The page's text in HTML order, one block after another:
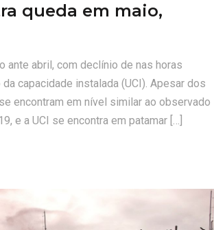
queda em maio,
ante abril, com declínio de nas horas
capacidade instalada (UCI). Apesar dos
encontram em nível similar ao observado
e a UCI se encontra em patamar […]